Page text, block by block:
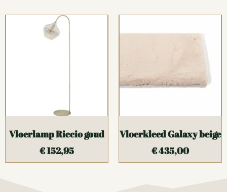
Vloerlamp Riccio goud
€152,95
Vloerkleed Galaxy beige
€435,00